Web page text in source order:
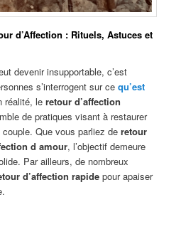
d’Affection : Rituels, Astuces et
devenir insupportable, c’est
s’interrogent sur cequ’est
réalité, leretour d’affection
de pratiques visant à restaurer
couple. Que vous parliez deretour
d amour, l’objectif demeure
Par ailleurs, de nombreux
d’affection rapide pour apaiser